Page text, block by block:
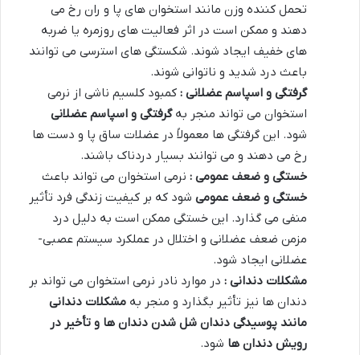
تحمل کننده وزن مانند استخوان های پا و ران رخ می
دهند و ممکن است در اثر فعالیت های روزمره یا ضربه
های خفیف ایجاد شوند. شکستگی های استرسی می توانند
باعث درد شدید و ناتوانی شوند.
گرفتگی و اسپاسم عضلانی : کمبود کلسیم ناشی از نرمی
استخوان می تواند منجر بهگرفتگی و اسپاسم عضلانی
شود. این گرفتگی ها معمولاً در عضلات ساق پا و دست ها
رخ می دهند و می توانند بسیار دردناک باشند.
خستگی و ضعف عمومی : نرمی استخوان می تواند باعث
خستگی و ضعف عمومی شود که بر کیفیت زندگی فرد تأثیر
منفی می گذارد. این خستگی ممکن است به دلیل درد
مزمن ضعف عضلانی و اختلال در عملکرد سیستم عصبی-
عضلانی ایجاد شود.
مشکلات دندانی : در موارد نادر نرمی استخوان می تواند بر
دندان ها نیز تأثیر بگذارد و منجر به مشکلات دندانی
مانند پوسیدگی دندان شل شدن دندان ها و تأخیر در
رویش دندان ها شود.